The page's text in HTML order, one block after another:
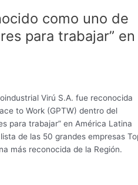
como uno de
para trabajar” en
Virú S.A. fue reconocida
to Work (GPTW) dentro del
para trabajar” en América Latina
de las 50 grandes empresas
más reconocida de la Región.